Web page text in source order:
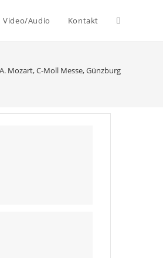
Video/Audio Kontakt Website-
Mozart, C-Moll Messe, Günzburg